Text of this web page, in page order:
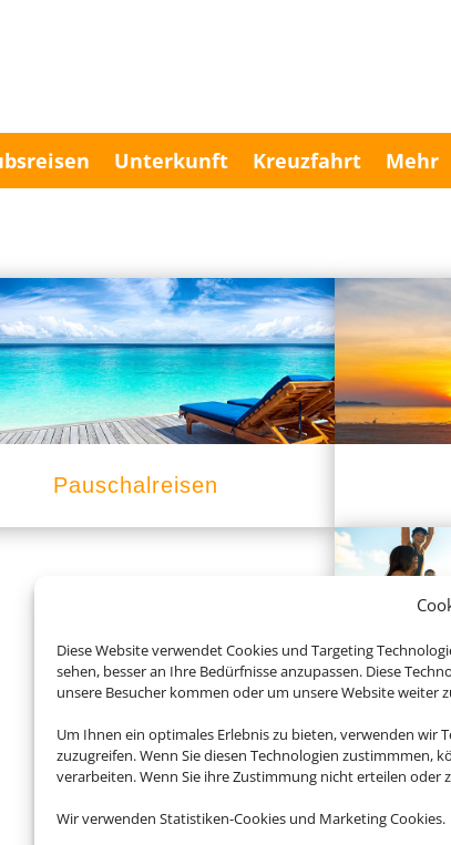
Diese Website verwendet Cookies und Targeting
sehen, besser an Ihre Bedürfnisse anzupassen. Diese
unsere Besucher kommen oder um unsere Website weiter
Um Ihnen ein optimales Erlebnis zu bieten, verwenden
zuzugreifen. Wenn Sie diesen Technologien zustimmmen,
verarbeiten. Wenn Sie ihre Zustimmung nicht erteilen
Wir verwenden Statistiken-Cookies und Marketing Cookies.
Unterkunft Kreuzfahrt Mehr
Pauschalreisen